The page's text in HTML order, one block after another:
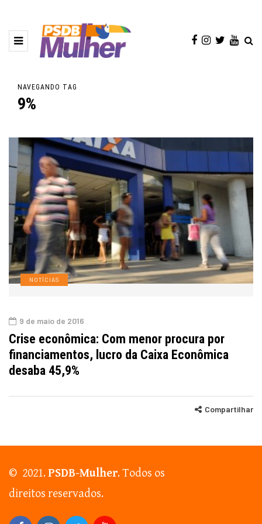
NAVEGANDO TAG
9%
NOTÍCIAS
9 de maio de 2016
Crise econômica: Com menor procura por
financiamentos, lucro da Caixa Econômica
desaba 45,9%
Compartilhar
© 2021.PSDB-Mulher. Todos os
direitos reservados.